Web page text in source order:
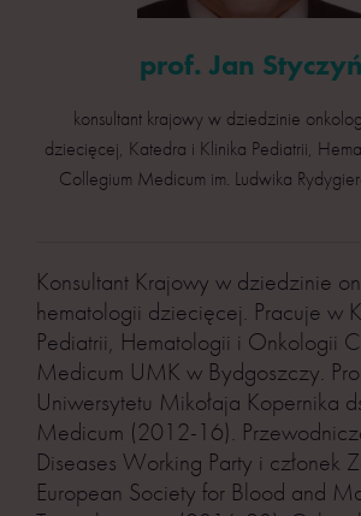
prof. Jan
konsultant krajowy w dziedzinie
dziecięcej, Katedra i Klinika Pediatrii,
Collegium Medicum im. Ludwika
Konsultant Krajowy w dziedzinie
hematologii dziecięcej. Pracuje w
Pediatrii, Hematologii i Onkologii
Medicum UMK w Bydgoszczy.
Uniwersytetu Mikołaja Kopernika
Medicum (2012-16).
Diseases Working Party i członek
European Society for Blood and